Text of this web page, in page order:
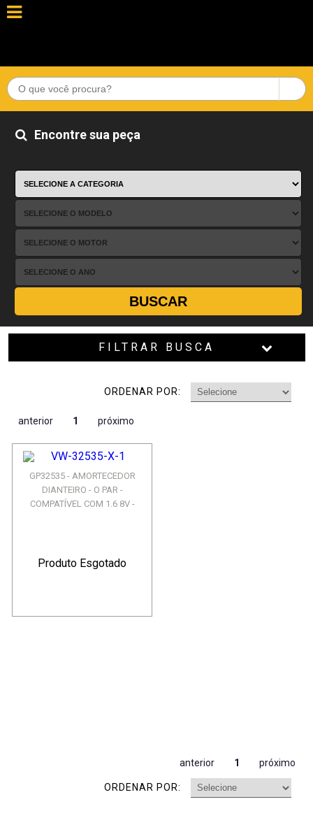
Encontre sua peça
BUSCAR
FILTRAR BUSCA
ORDENAR POR:
anterior 1 próximo
GP32535 - AMORTECEDOR
DIANTEIRO - O PAR -
COMPATÍVEL COM 1.6 8V -
Produto Esgotado
anterior 1 próximo
ORDENAR POR: